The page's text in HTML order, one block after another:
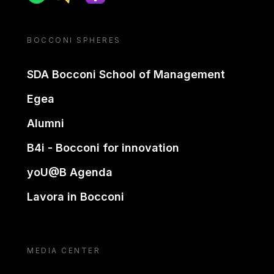
BOCCONI SPHERES
SDA Bocconi School of Management
Egea
Alumni
B4i - Bocconi for innovation
yoU@B Agenda
Lavora in Bocconi
MEDIA CENTER